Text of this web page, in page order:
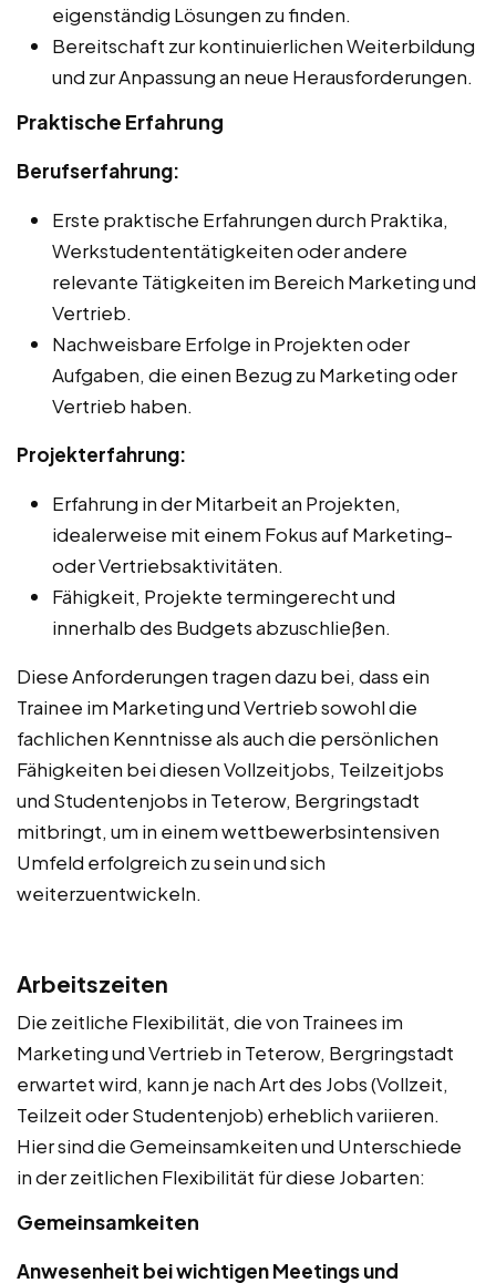
eigenständig Lösungen zu finden.
Bereitschaft zur kontinuierlichen Weiterbildung
und zur Anpassung an neue Herausforderungen.
Praktische Erfahrung
Berufserfahrung:
Erste praktische Erfahrungen durch Praktika,
Werkstudententätigkeiten oder andere
relevante Tätigkeiten im Bereich Marketing und
Vertrieb.
Nachweisbare Erfolge in Projekten oder
Aufgaben, die einen Bezug zu Marketing oder
Vertrieb haben.
Projekterfahrung:
Erfahrung in der Mitarbeit an Projekten,
idealerweise mit einem Fokus auf Marketing-
oder Vertriebsaktivitäten.
Fähigkeit, Projekte termingerecht und
innerhalb des Budgets abzuschließen.
Diese Anforderungen tragen dazu bei, dass ein
Trainee im Marketing und Vertrieb sowohl die
fachlichen Kenntnisse als auch die persönlichen
Fähigkeiten bei diesen Vollzeitjobs, Teilzeitjobs
und Studentenjobs in Teterow, Bergringstadt
mitbringt, um in einem wettbewerbsintensiven
Umfeld erfolgreich zu sein und sich
weiterzuentwickeln.
Arbeitszeiten
Die zeitliche Flexibilität, die von Trainees im
Marketing und Vertrieb in Teterow, Bergringstadt
erwartet wird, kann je nach Art des Jobs (Vollzeit,
Teilzeit oder Studentenjob) erheblich variieren.
Hier sind die Gemeinsamkeiten und Unterschiede
in der zeitlichen Flexibilität für diese Jobarten:
Gemeinsamkeiten
Anwesenheit bei wichtigen Meetings und